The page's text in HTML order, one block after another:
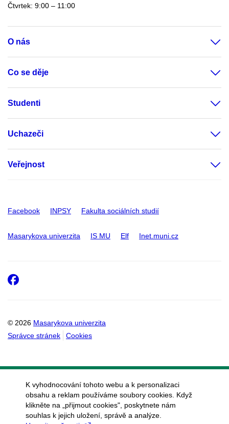
Čtvrtek: 9:00 – 11:00
O nás
Co se děje
Studenti
Uchazeči
Veřejnost
Facebook INPSY Fakulta sociálních studií
Masarykova univerzita IS MU Elf Inet.muni.cz
© 2026 Masarykova univerzita
Správce stránek
Cookies
Facebook
K vyhodnocování tohoto webu a k personalizaci
obsahu a reklam používáme soubory cookies. Když
klikněte na „přijmout cookies", poskytnete nám
souhlas k jejich uložení, správě a analýze.